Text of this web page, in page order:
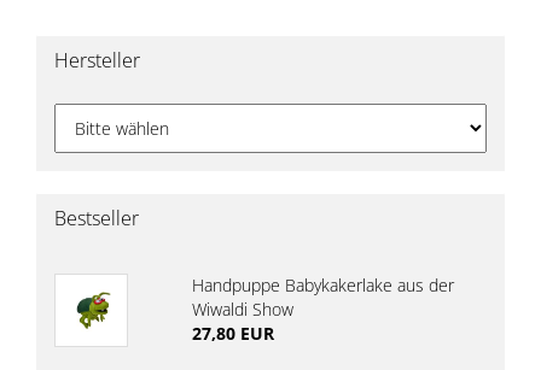
Hersteller
Bestseller
Handpuppe Babykakerlake aus der
Wiwaldi Show
27,80 EUR